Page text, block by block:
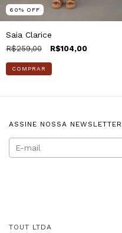
60% OFF
Saia Clarice
R$259,00 R$104,00
COMPRAR
ASSINE NOSSA NEWSLETTER
TOUT LTDA